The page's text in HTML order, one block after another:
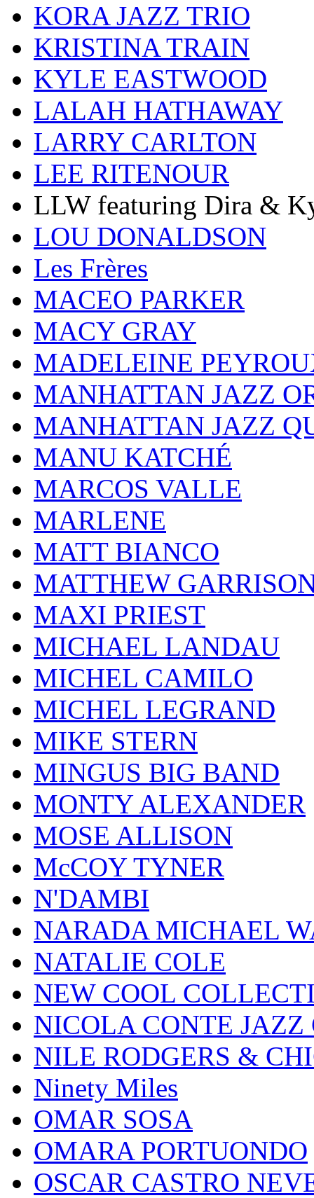
KORA JAZZ TRIO
KRISTINA TRAIN
KYLE EASTWOOD
LALAH HATHAWAY
LARRY CARLTON
LEE RITENOUR
LLW featuring Dira &
LOU DONALDSON
Les Frères
MACEO PARKER
MACY GRAY
MADELEINE
MANHATTAN JAZZ
MANHATTAN JAZZ
MANU KATCHÉ
MARCOS VALLE
MARLENE
MATT BIANCO
MATTHEW
MAXI PRIEST
MICHAEL LANDAU
MICHEL CAMILO
MICHEL LEGRAND
MIKE STERN
MINGUS BIG BAND
MONTY ALEXANDER
MOSE ALLISON
McCOY TYNER
N'DAMBI
NARADA MICHAEL
NATALIE COLE
NEW COOL
NICOLA CONTE JAZZ
NILE RODGERS &
Ninety Miles
OMAR SOSA
OMARA PORTUONDO
OSCAR CASTRO